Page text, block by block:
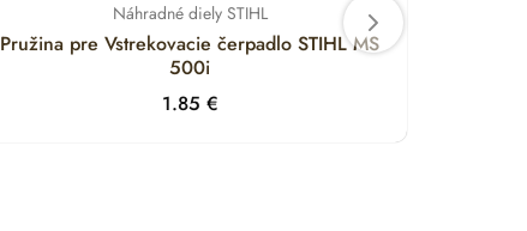
Náhradné diely STIHL
Pružina pre Vstrekovacie čerpadlo STIHL MS
500i
1.85 €